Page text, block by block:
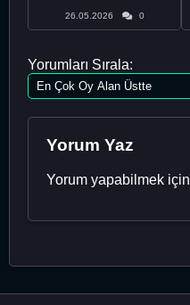
26.05.2026 0
Yorumları Sırala:
Yorum Yaz
Yorum yapabilmek için